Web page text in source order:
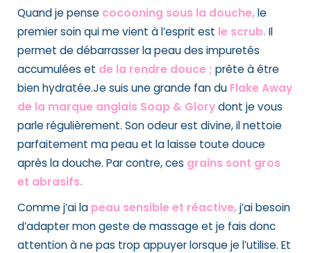
Quand je pense cocooning sous la douche,le
premier soin qui me vient à l’esprit est le scrub. Il
permet de débarrasser la peau des impuretés
accumulées et de la rendre douce ; prête à être
bien hydratée.Je suis une grande fan du Flake Away
de la marque anglais Soap & Glorydont je vous
parle régulièrement. Son odeur est divine, il nettoie
parfaitement ma peau et la laisse toute douce
après la douche. Par contre, ces grains sont gros
et abrasifs.
Comme j’ai la peau sensible et réactive,j’ai besoin
d’adapter mon geste de massage et je fais donc
attention à ne pas trop appuyer lorsque je l’utilise. Et